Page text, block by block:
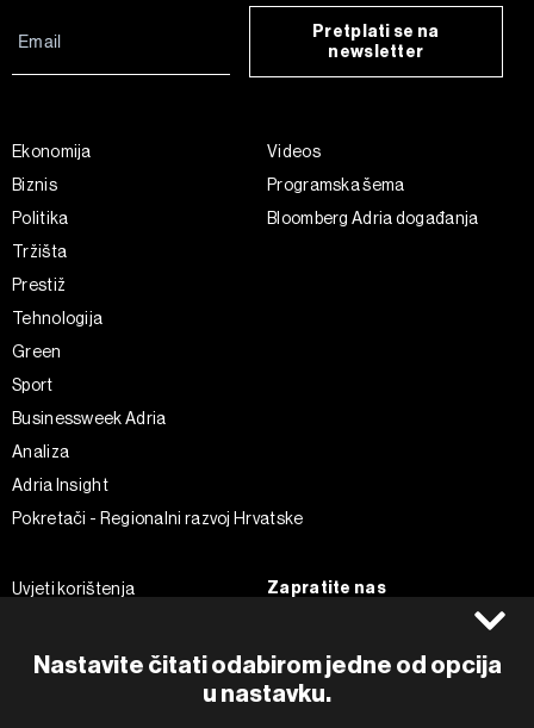
Nastavite čitati odabirom jedne od opcija
u nastavku.
Pretplati se na
newsletter
Ekonomija
Biznis
Politika
Tržišta
Prestiž
Tehnologija
Green
Sport
Businessweek Adria
Analiza
Adria Insight
Pokretači - Regionalni razvoj Hrvatske
Videos
Programska šema
Bloomberg Adria događanja
Uvjeti korištenja
Politika kolačića
Zapratite nas
Instagram
Twitter